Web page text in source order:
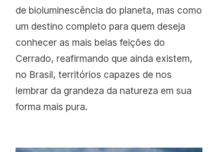
de bioluminescência do planeta, mas como
um destino completo para quem deseja
conhecer as mais belas feições do
Cerrado, reafirmando que ainda existem,
no Brasil, territórios capazes de nos
lembrar da grandeza da natureza em sua
forma mais pura.